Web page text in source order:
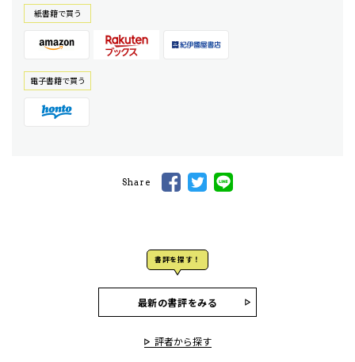
紙書籍で買う
電⼦書籍で買う
Share
書評を探す！
最新の書評をみる
評者から探す